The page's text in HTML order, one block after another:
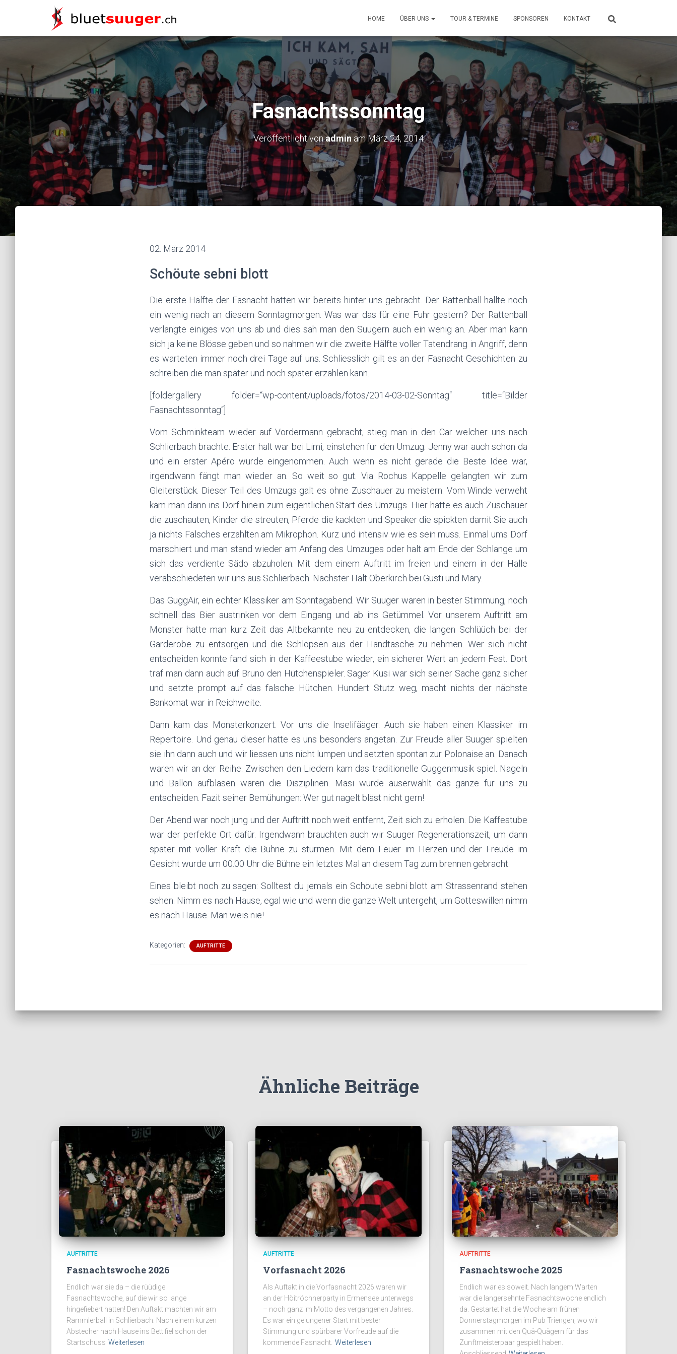
HOME ÜBER UNS TOUR & TERMINE SPONSOREN KONTAKT
Fasnachtssonntag
Veröffentlicht vonadminamMärz 24, 2014
02. März 2014
Schöute sebni blott
Die erste Hälfte der Fasnacht hatten wir bereits hinter uns gebracht. Der Rattenball hallte noch
ein wenig nach an diesem Sonntagmorgen. Was war das für eine Fuhr gestern? Der Rattenball
verlangte einiges von uns ab und dies sah man den Suugern auch ein wenig an. Aber man kann
sich ja keine Blösse geben und so nahmen wir die zweite Hälfte voller Tatendrang in Angriff, denn
es warteten immer noch drei Tage auf uns. Schliesslich gilt es an der Fasnacht Geschichten zu
schreiben die man später und noch später erzählen kann.
[foldergallery folder=“wp-content/uploads/fotos/2014-03-02-Sonntag“ title=“Bilder
Fasnachtssonntag“]
Vom Schminkteam wieder auf Vordermann gebracht, stieg man in den Car welcher uns nach
Schlierbach brachte. Erster halt war bei Limi, einstehen für den Umzug. Jenny war auch schon da
und ein erster Apéro wurde eingenommen. Auch wenn es nicht gerade die Beste Idee war,
irgendwann fängt man wieder an. So weit so gut. Via Rochus Kappelle gelangten wir zum
Gleiterstück. Dieser Teil des Umzugs galt es ohne Zuschauer zu meistern. Vom Winde verweht
kam man dann ins Dorf hinein zum eigentlichen Start des Umzugs. Hier hatte es auch Zuschauer
die zuschauten, Kinder die streuten, Pferde die kackten und Speaker die spickten damit Sie auch
ja nichts Falsches erzählten am Mikrophon. Kurz und intensiv wie es sein muss. Einmal ums Dorf
marschiert und man stand wieder am Anfang des Umzuges oder halt am Ende der Schlange um
sich das verdiente Sädo abzuholen. Mit dem einem Auftritt im freien und einem in der Halle
verabschiedeten wir uns aus Schlierbach. Nächster Halt Oberkirch bei Gusti und Mary.
Das GuggAir, ein echter Klassiker am Sonntagabend. Wir Suuger waren in bester Stimmung, noch
schnell das Bier austrinken vor dem Eingang und ab ins Getümmel. Vor unserem Auftritt am
Monster hatte man kurz Zeit das Altbekannte neu zu entdecken, die langen Schlüüch bei der
Garderobe zu entsorgen und die Schlopsen aus der Handtasche zu nehmen. Wer sich nicht
entscheiden konnte fand sich in der Kaffeestube wieder, ein sicherer Wert an jedem Fest. Dort
traf man dann auch auf Bruno den Hütchenspieler. Sager Kusi war sich seiner Sache ganz sicher
und setzte prompt auf das falsche Hütchen. Hundert Stutz weg, macht nichts der nächste
Bankomat war in Reichweite.
Dann kam das Monsterkonzert. Vor uns die Inselifääger. Auch sie haben einen Klassiker im
Repertoire. Und genau dieser hatte es uns besonders angetan. Zur Freude aller Suuger spielten
sie ihn dann auch und wir liessen uns nicht lumpen und setzten spontan zur Polonaise an. Danach
waren wir an der Reihe. Zwischen den Liedern kam das traditionelle Guggenmusik spiel. Nageln
und Ballon aufblasen waren die Disziplinen. Mäsi wurde auserwählt das ganze für uns zu
entscheiden. Fazit seiner Bemühungen: Wer gut nagelt bläst nicht gern!
Der Abend war noch jung und der Auftritt noch weit entfernt, Zeit sich zu erholen. Die Kaffestube
war der perfekte Ort dafür. Irgendwann brauchten auch wir Suuger Regenerationszeit, um dann
später mit voller Kraft die Bühne zu stürmen. Mit dem Feuer im Herzen und der Freude im
Gesicht wurde um 00.00 Uhr die Bühne ein letztes Mal an diesem Tag zum brennen gebracht.
Eines bleibt noch zu sagen: Solltest du jemals ein Schöute sebni blott am Strassenrand stehen
sehen. Nimm es nach Hause, egal wie und wenn die ganze Welt untergeht, um Gotteswillen nimm
es nach Hause. Man weis nie!
Kategorien: AUFTRITTE
Ähnliche Beiträge
AUFTRITTE
Fasnachtswoche 2026
Endlich war sie da – die rüüdige
Fasnachtswoche, auf die wir so lange
hingefiebert hatten! Den Auftakt machten wir am
Rammlerball in Schlierbach. Nach einem kurzen
Abstecher nach Hause ins Bett fiel schon der
Startschuss Weiterlesen
AUFTRITTE
Vorfasnacht 2026
Als Auftakt in die Vorfasnacht 2026 waren wir
an der Höitröchnerparty in Ermensee unterwegs
– noch ganz im Motto des vergangenen Jahres.
Es war ein gelungener Start mit bester
Stimmung und spürbarer Vorfreude auf die
kommende Fasnacht. Weiterlesen
AUFTRITTE
Fasnachtswoche 2025
Endlich war es soweit. Nach langem Warten
war die langersehnte Fasnachtswoche endlich
da. Gestartet hat die Woche am frühen
Donnerstagmorgen im Pub Triengen, wo wir
zusammen mit den Quä-Quägern für das
Zunftmeisterpaar gespielt haben.